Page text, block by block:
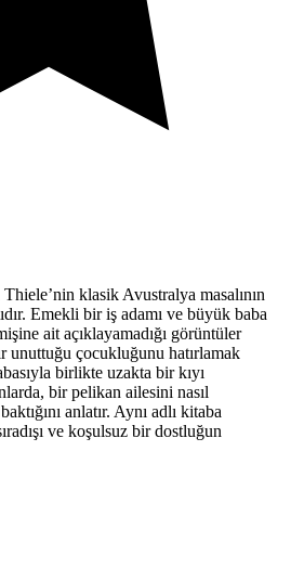
klasik Avustralya masalının
Emekli bir iş adamı ve büyük baba
ait açıklayamadığı görüntüler
unuttuğu çocukluğunu hatırlamak
birlikte uzakta bir kıyı
bir pelikan ailesini nasıl
anlatır. Aynı adlı kitaba
ve koşulsuz bir dostluğun